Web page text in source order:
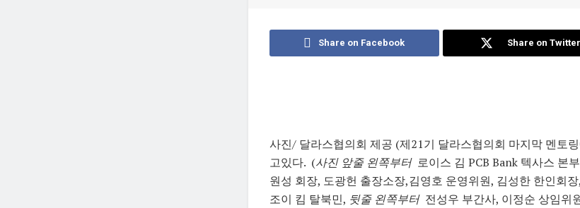
Share on Facebook Share on Twitter
사진/ 달라스협의회 제공 (제21기 달라스협의회 마지막 멘토
고있다. (사진 앞줄 왼쪽부터로이스 김 PCB Bank 텍사스 본
원성 회장, 도광헌 출장소장,김영호 운영위원, 김성한 한인회
조이 킴 탈북민, 뒷줄 왼쪽부터 전성우 부간사, 이정순 상임위